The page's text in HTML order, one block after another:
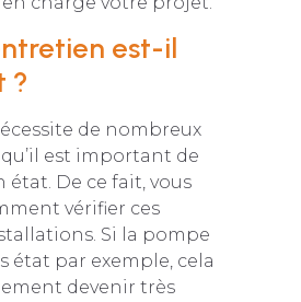
est-il
?
de nombreux
est important de
De ce fait, vous
vérifier ces
Si la pompe
état par exemple, cela
devenir très